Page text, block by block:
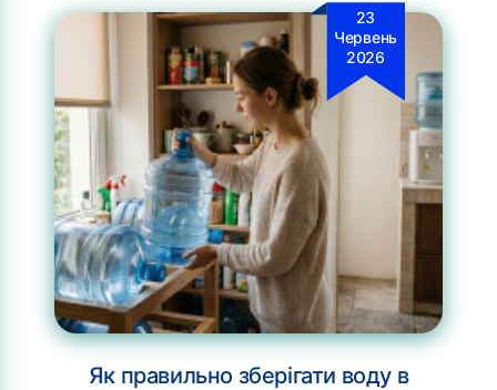
23
Червень
2026
Як правильно зберігати воду в